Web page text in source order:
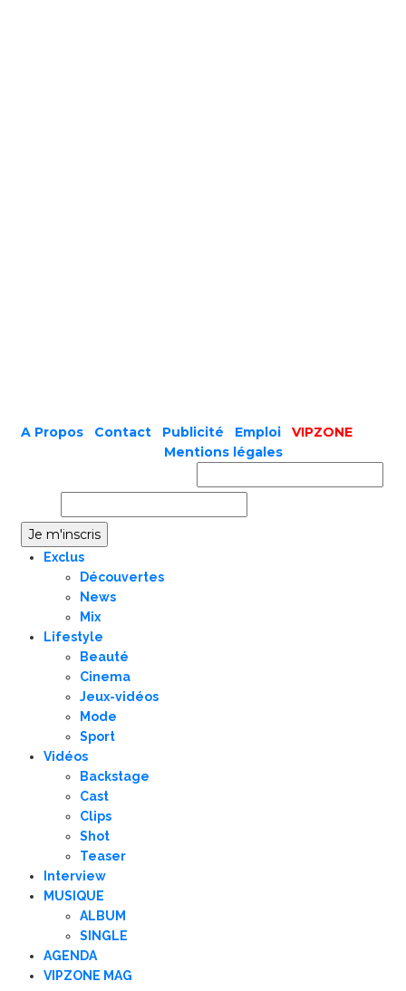
A Propos Contact Publicité Emploi
VIPZONE
Mentions légales
Exclus
Découvertes
News
Mix
Lifestyle
Beauté
Cinema
Jeux-vidéos
Mode
Sport
Vidéos
Backstage
Cast
Clips
Shot
Teaser
Interview
MUSIQUE
ALBUM
SINGLE
AGENDA
VIPZONE MAG